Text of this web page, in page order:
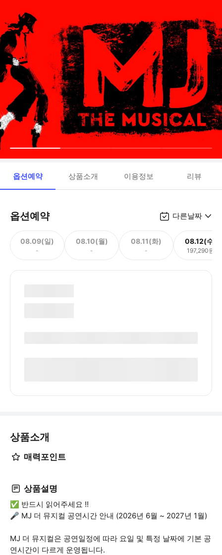
옵션예약 상품소개 이용정보 리뷰
옵션예약 다른날짜
08.09(일)
-
08.10(월)
-
08.11(화)
-
08.12(수)
197,290원
상품소개
매력포인트
상품설명
✅ 반드시 읽어주세요 !!
🎤 MJ 더 뮤지컬 공연시간 안내 (2026년 6월 ~ 2027년 1월)
MJ 더 뮤지컬은 공연일정에 따라 요일 및 특정 날짜에 기본 공
연시간이 다르게 운영됩니다.